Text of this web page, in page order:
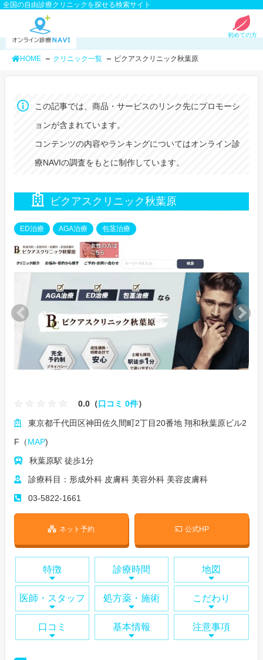
全国の自由診療クリニックを探せる検索サイト
初めての方
HOME クリニック一覧 ビクアスクリニック秋葉原
この記事では、商品・サービスのリンク先にプロモーシ
ョンが含まれています。
コンテンツの内容やランキングについてはオンライン診
療NAVIの調査をもとに制作しています。
ビクアスクリニック秋葉原
ED治療 AGA治療 包茎治療
0.0（口コミ 0件）
東京都千代田区神田佐久間町2丁目20番地 翔和秋葉原ビル2
F（MAP)
秋葉原駅 徒歩1分
診療科目：形成外科 皮膚科 美容外科 美容皮膚科
03-5822-1661
ネット予約 公式HP
特徴 診療時間 地図
医師・スタッフ 処方薬・施術 こだわり
口コミ 基本情報 注意事項